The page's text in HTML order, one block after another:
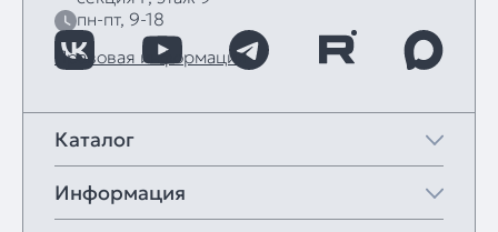
пн-пт, 9-18
Правовая информация
Каталог
Информация